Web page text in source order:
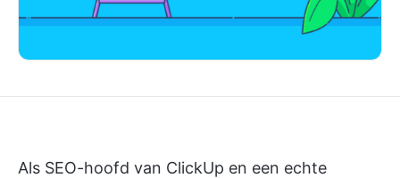
Als SEO-hoofd van ClickUp en een echte